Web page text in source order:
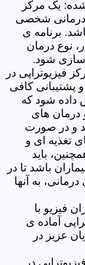
یک مرکز
ی درمانی شخصی
برنامه ی
نوع درمان
شود.
فیزیوتراپی در
پشتیبانی کافی
داده شود که
درمان های
و در صورت
تغذیه ای و
باید
باشد تا در
به آنها
فیزیو با
آماده ی
عزیز در
در